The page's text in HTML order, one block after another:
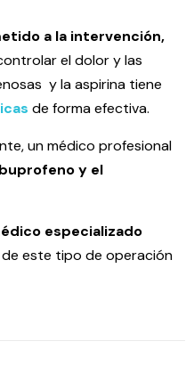
a la intervención,
el dolor y las
y la aspirina tiene
de forma efectiva.
un médico profesional
y el
especializado
este tipo de operación